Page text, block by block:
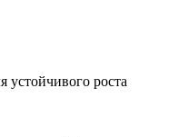
устойчивого роста